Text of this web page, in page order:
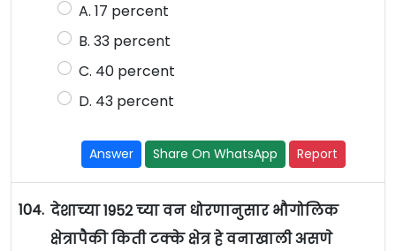
A. 17 percent
B. 33 percent
C. 40 percent
D. 43 percent
Answer Share On WhatsApp Report
104. देशाच्या 1952 च्या वन धोरणानुसार भौगोलिक
क्षेत्रापैकी किती टक्के क्षेत्र हे वनाखाली असणे